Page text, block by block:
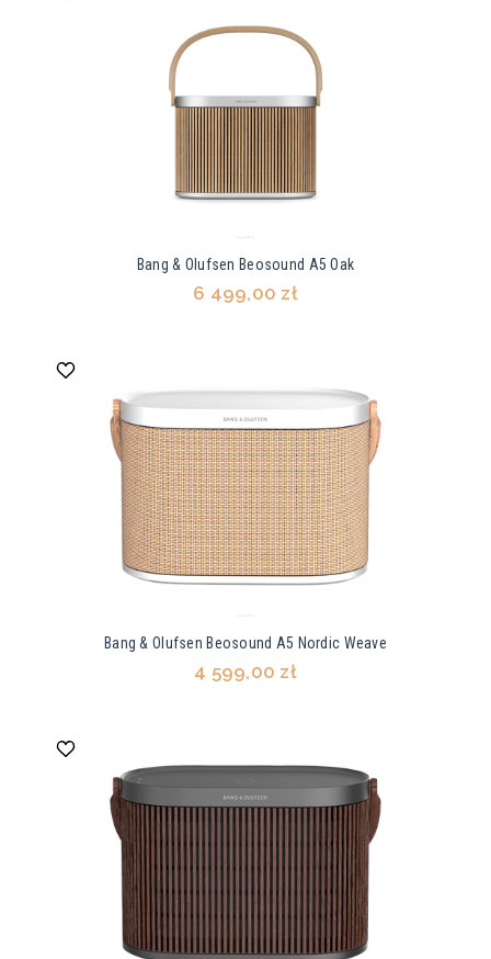
Bang & Olufsen Beosound A5 Oak
6 499,00 zł
Bang & Olufsen Beosound A5 Nordic Weave
4 599,00 zł